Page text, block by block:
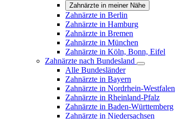
Zahnärzte in meiner Nähe
Zahnärzte in Berlin
Zahnärzte in Hamburg
Zahnärzte in Bremen
Zahnärzte in München
Zahnärzte in Köln, Bonn, Eifel
Zahnärzte nach Bundesland
Alle Bundesländer
Zahnärzte in Bayern
Zahnärzte in Nordrhein-Westfalen
Zahnärzte in Rheinland-Pfalz
Zahnärzte in Baden-Württemberg
Zahnärzte in Niedersachsen